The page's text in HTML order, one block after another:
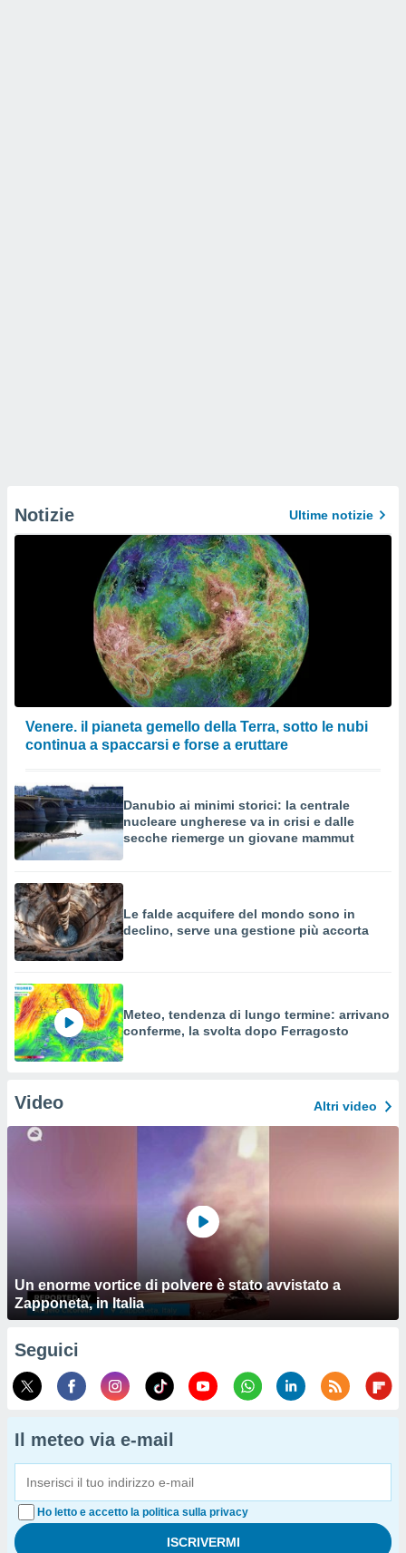
Notizie Ultime notizie
Venere. il pianeta gemello della Terra, sotto le nubi
continua a spaccarsi e forse a eruttare
Danubio ai minimi storici: la centrale
nucleare ungherese va in crisi e dalle
secche riemerge un giovane mammut
Le falde acquifere del mondo sono in
declino, serve una gestione più accorta
Meteo, tendenza di lungo termine: arrivano
conferme, la svolta dopo Ferragosto
Video Altri video
Un enorme vortice di polvere è stato avvistato a
Zapponeta, in Italia
Seguici
Il meteo via e-mail
Ho letto e accetto la politica sulla privacy